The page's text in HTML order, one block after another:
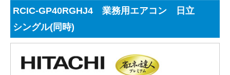
RCIC-GP40RGHJ4 業務用エアコン 日立
シングル(同時)